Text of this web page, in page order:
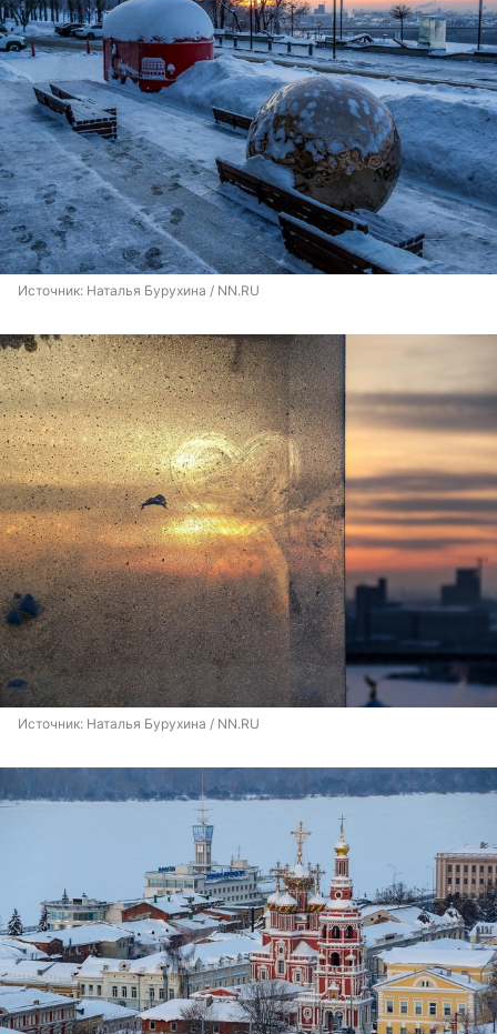
Источник: Наталья Бурухина / NN.RU
Источник: Наталья Бурухина / NN.RU